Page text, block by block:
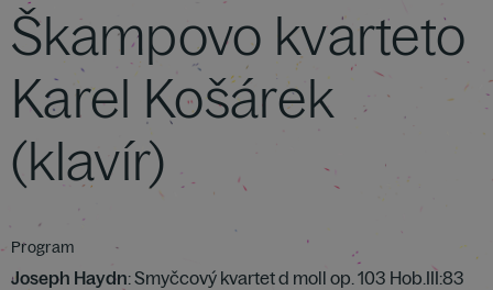
Škampovo kvarteto
Karel Košárek
(klavír)
Program
Joseph Haydn: Smyčcový kvartet d moll op. 103 Hob.III:83